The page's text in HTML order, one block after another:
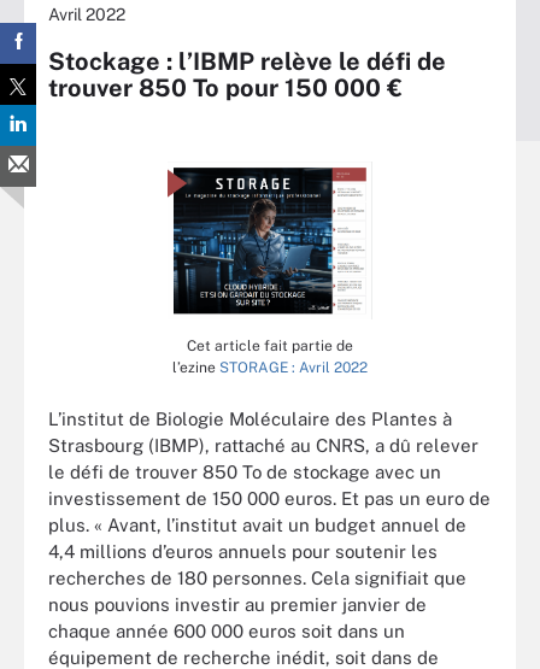
Avril 2022
Stockage : l’IBMP relève le défi de
trouver 850 To pour 150 000 €
Cet article fait partie de
l’ezine STORAGE : Avril 2022
L’institut de Biologie Moléculaire des Plantes à
Strasbourg (IBMP), rattaché au CNRS, a dû relever
le défi de trouver 850 To de stockage avec un
investissement de 150 000 euros. Et pas un euro de
plus. « Avant, l’institut avait un budget annuel de
4,4 millions d’euros annuels pour soutenir les
recherches de 180 personnes. Cela signifiait que
nous pouvions investir au premier janvier de
chaque année 600 000 euros soit dans un
équipement de recherche inédit, soit dans de